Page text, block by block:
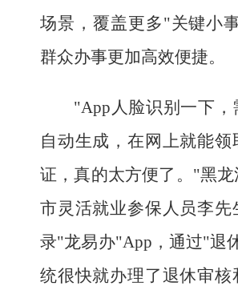
场景，覆盖更多"关键小
群众办事更加高效便捷。
"App人脸识别一下，
自动生成，在网上就能领
证，真的太方便了。"黑
市灵活就业参保人员李先
录"龙易办"App，通过"退
统很快就办理了退休审核